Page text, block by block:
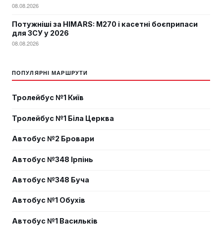
08.08.2026
Потужніші за HIMARS: М270 і касетні боєприпаси
для ЗСУ у 2026
08.08.2026
ПОПУЛЯРНІ МАРШРУТИ
Тролейбус №1 Київ
Тролейбус №1 Біла Церква
Автобус №2 Бровари
Автобус №348 Ірпінь
Автобус №348 Буча
Автобус №1 Обухів
Автобус №1 Васильків